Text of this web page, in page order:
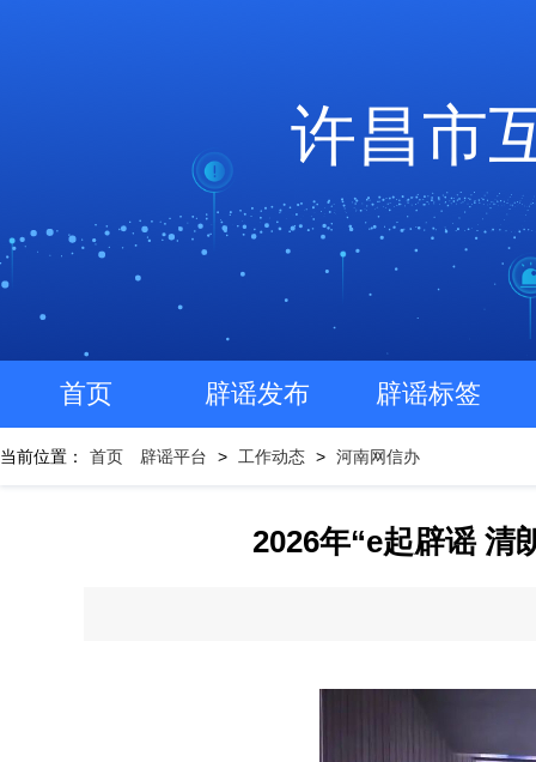
许昌市
首页 辟谣发布 辟谣标签
当前位置： 首页 辟谣平台 > 工作动态 > 河南网信办
2026年“e起辟谣 清